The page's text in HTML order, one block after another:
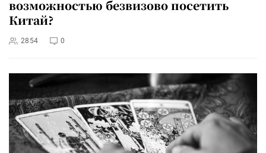
возможностью безвизово посетить
Китай?
2854 0